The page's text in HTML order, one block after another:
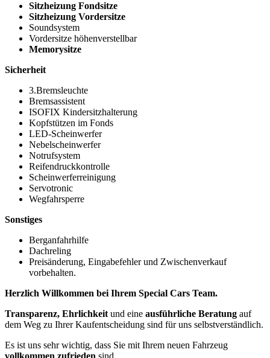
Sitzheizung Fondsitze
Sitzheizung Vordersitze
Soundsystem
Vordersitze höhenverstellbar
Memorysitze
Sicherheit
3.Bremsleuchte
Bremsassistent
ISOFIX Kindersitzhalterung
Kopfstützen im Fonds
LED-Scheinwerfer
Nebelscheinwerfer
Notrufsystem
Reifendruckkontrolle
Scheinwerferreinigung
Servotronic
Wegfahrsperre
Sonstiges
Berganfahrhilfe
Dachreling
Preisänderung, Eingabefehler und Zwischenverkauf
vorbehalten.
Herzlich Willkommen bei Ihrem Special Cars Team.
Transparenz, Ehrlichkeit und eine ausführliche Beratung auf
dem Weg zu Ihrer Kaufentscheidung sind für uns selbstverständlich.
Es ist uns sehr wichtig, dass Sie mit Ihrem neuen Fahrzeug
vollkommen zufrieden sind.